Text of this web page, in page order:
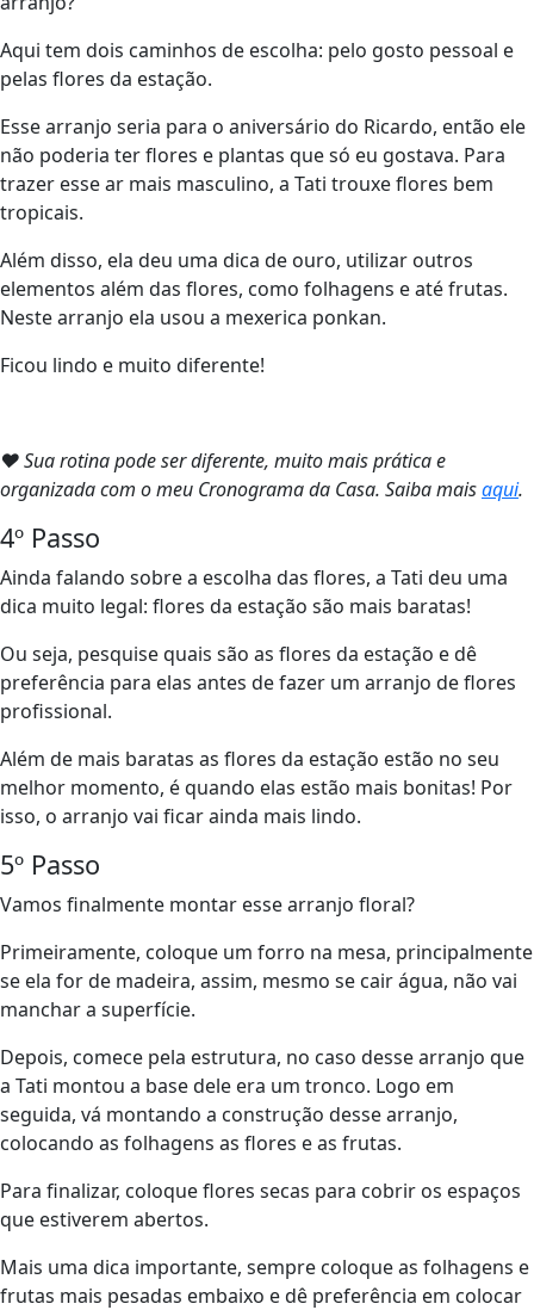
Aqui tem dois caminhos de escolha: pelo gosto pessoal e
pelas flores da estação.
Esse arranjo seria para o aniversário do Ricardo, então ele
não poderia ter flores e plantas que só eu gostava. Para
trazer esse ar mais masculino, a Tati trouxe flores bem
tropicais.
Além disso, ela deu uma dica de ouro, utilizar outros
elementos além das flores, como folhagens e até frutas.
Neste arranjo ela usou a mexerica ponkan.
Ficou lindo e muito diferente!
❤ Sua rotina pode ser diferente, muito mais prática e
organizada com o meu Cronograma da Casa. Saiba maisaqui.
4º Passo
Ainda falando sobre a escolha das flores, a Tati deu uma
dica muito legal: flores da estação são mais baratas!
Ou seja, pesquise quais são as flores da estação e dê
preferência para elas antes de fazer um arranjo de flores
profissional.
Além de mais baratas as flores da estação estão no seu
melhor momento, é quando elas estão mais bonitas! Por
isso, o arranjo vai ficar ainda mais lindo.
5º Passo
Vamos finalmente montar esse arranjo floral?
Primeiramente, coloque um forro na mesa, principalmente
se ela for de madeira, assim, mesmo se cair água, não vai
manchar a superfície.
Depois, comece pela estrutura, no caso desse arranjo que
a Tati montou a base dele era um tronco. Logo em
seguida, vá montando a construção desse arranjo,
colocando as folhagens as flores e as frutas.
Para finalizar, coloque flores secas para cobrir os espaços
que estiverem abertos.
Mais uma dica importante, sempre coloque as folhagens e
frutas mais pesadas embaixo e dê preferência em colocar